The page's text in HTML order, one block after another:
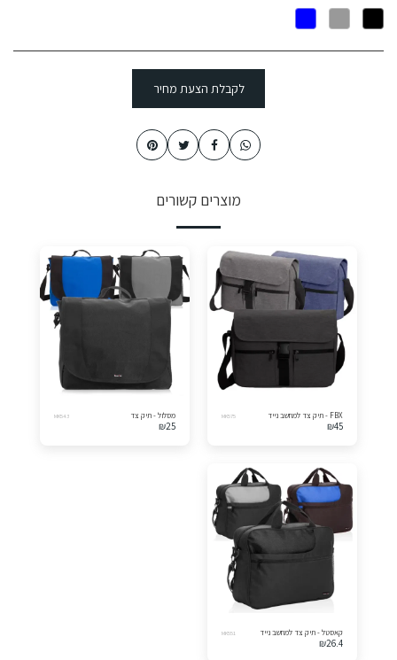
לקבלת הצעת מחיר
מוצרים קשורים
FBX - תיק צד למחשב נייד MK575
₪45
מסלול - תיק צד MK543
₪25
קאסטל - תיק צד למחשב נייד MK551
₪26.4